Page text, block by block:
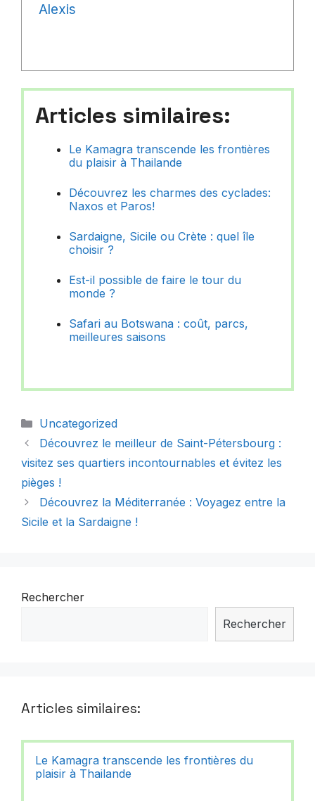
Alexis
Articles similaires:
Le Kamagra transcende les frontières
du plaisir à Thailande
Découvrez les charmes des cyclades:
Naxos et Paros!
Sardaigne, Sicile ou Crète : quel île
choisir ?
Est-il possible de faire le tour du
monde ?
Safari au Botswana : coût, parcs,
meilleures saisons
Catégories
Uncategorized
Découvrez le meilleur de Saint-Pétersbourg :
visitez ses quartiers incontournables et évitez les
pièges !
Découvrez la Méditerranée : Voyagez entre la
Sicile et la Sardaigne !
Rechercher
Rechercher
Articles similaires:
Le Kamagra transcende les frontières du
plaisir à Thailande